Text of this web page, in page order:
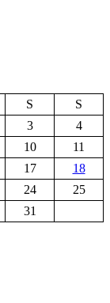
S
S
3
4
10
11
17
18
24
25
31